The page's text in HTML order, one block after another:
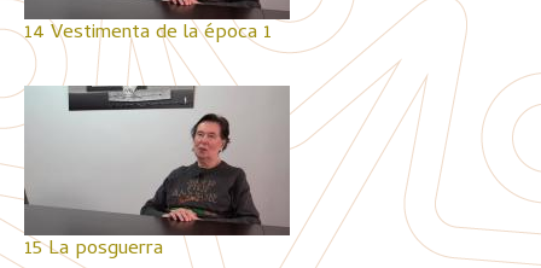
14 Vestimenta de la época 1
15 La posguerra